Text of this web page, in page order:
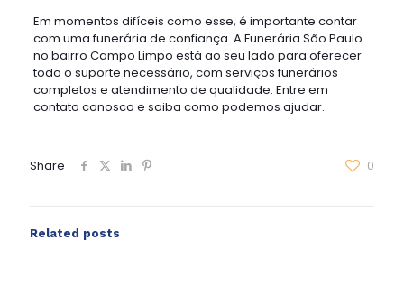
Em momentos difíceis como esse, é importante contar
com uma funerária de confiança. A Funerária São Paulo
no bairro Campo Limpo está ao seu lado para oferecer
todo o suporte necessário, com serviços funerários
completos e atendimento de qualidade. Entre em
contato conosco e saiba como podemos ajudar.
Share 0
Related posts